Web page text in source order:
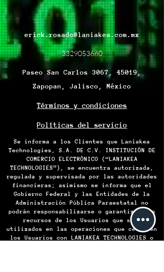
erick.rosado@laniakea.com.mx
3329053660
Paseo San Carlos 3067, 45019,
Zapopan, Jalisco, México
Términos y condiciones
Políticas del servicio
Se informa a los Clientes que Laniakea
Technologies, S.A. DE C.V. INSTITUCIÓN DE
COMERCIO ELECTRÓNICO (“LANIAKEA
TECHNOLOGIES”), se encuentra autorizada,
regulada y supervisada por las autoridades
financieras; asimismo se informa que el
Gobierno Federal y las Entidades de la
Administración Pública Paraestatal no
podrán responsabilizarse o garantizar los
recursos de los Usuarios que sean
utilizados en las operaciones que celebren
los Usuarios con LANIAKEA TECHNOLOGIES o